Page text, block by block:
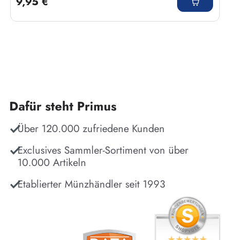
Dafür steht Primus
Über 120.000 zufriedene Kunden
Exclusives Sammler-Sortiment von über
10.000 Artikeln
Etablierter Münzhändler seit 1993